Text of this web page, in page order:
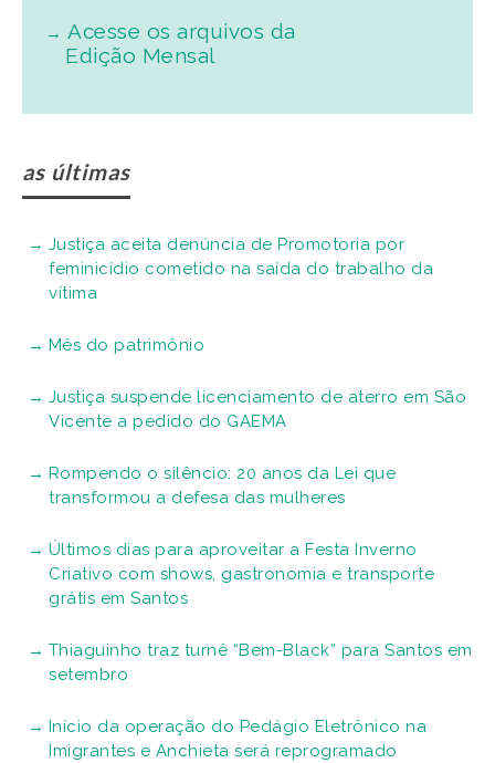
Acesse os arquivos da
Edição Mensal
as últimas
Justiça aceita denúncia de Promotoria por
feminicídio cometido na saída do trabalho da
vítima
Mês do patrimônio
Justiça suspende licenciamento de aterro em São
Vicente a pedido do GAEMA
Rompendo o silêncio: 20 anos da Lei que
transformou a defesa das mulheres
Últimos dias para aproveitar a Festa Inverno
Criativo com shows, gastronomia e transporte
grátis em Santos
Thiaguinho traz turnê “Bem-Black” para Santos em
setembro
Início da operação do Pedágio Eletrônico na
Imigrantes e Anchieta será reprogramado